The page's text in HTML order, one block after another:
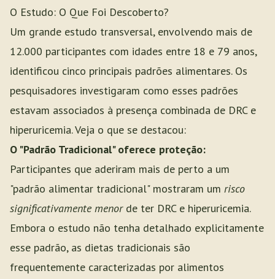
O Estudo: O Que Foi Descoberto?
Um grande estudo transversal, envolvendo mais de
12.000 participantes com idades entre 18 e 79 anos,
identificou cinco principais padrões alimentares. Os
pesquisadores investigaram como esses padrões
estavam associados à presença combinada de DRC e
hiperuricemia. Veja o que se destacou:
O "Padrão Tradicional" oferece proteção:
Participantes que aderiram mais de perto a um
"padrão alimentar tradicional" mostraram um risco
significativamente menorde ter DRC e hiperuricemia.
Embora o estudo não tenha detalhado explicitamente
esse padrão, as dietas tradicionais são
frequentemente caracterizadas por alimentos